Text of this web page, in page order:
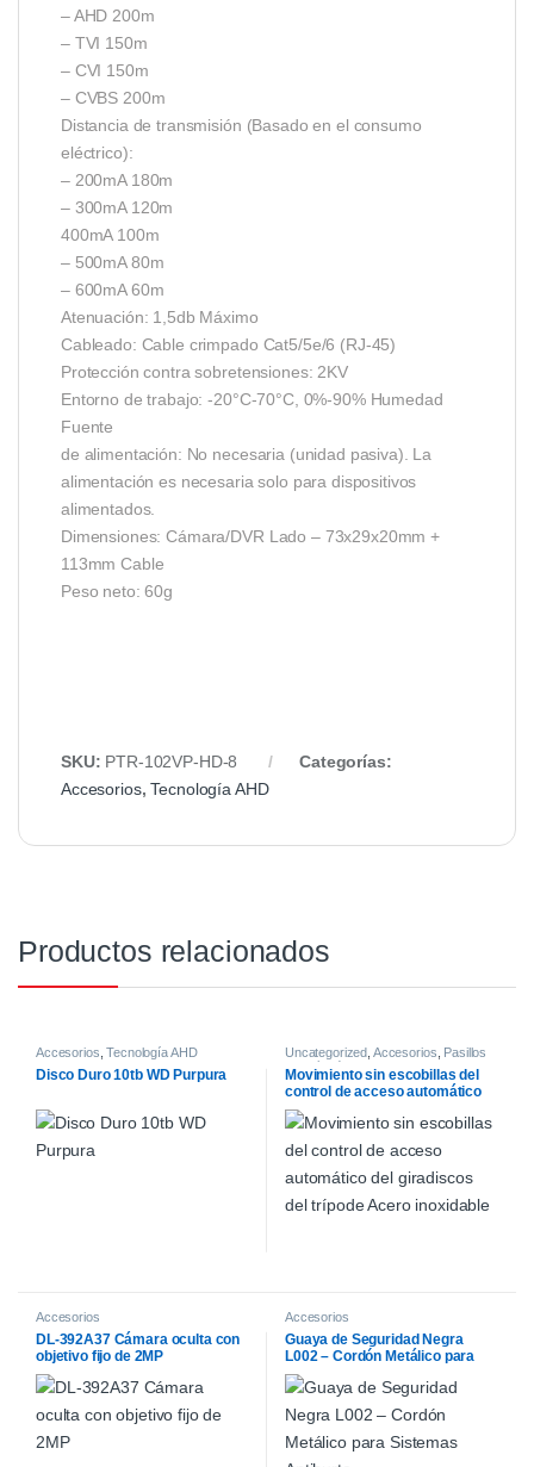
– AHD 200m
– TVI 150m
– CVI 150m
– CVBS 200m
Distancia de transmisión (Basado en el consumo
eléctrico):
– 200mA 180m
– 300mA 120m
400mA 100m
– 500mA 80m
– 600mA 60m
Atenuación: 1,5db Máximo
Cableado: Cable crimpado Cat5/5e/6 (RJ-45)
Protección contra sobretensiones: 2KV
Entorno de trabajo: -20°C-70°C, 0%-90% Humedad
Fuente
de alimentación: No necesaria (unidad pasiva). La
alimentación es necesaria solo para dispositivos
alimentados.
Dimensiones: Cámara/DVR Lado – 73x29x20mm +
113mm Cable
Peso neto: 60g
SKU: PTR-102VP-HD-8
Categorías:
Accesorios,Tecnología AHD
Productos relacionados
Accesorios ,Tecnología AHD
Disco Duro 10tb WD Purpura
Uncategorized Accesorios
Pasillos
motorizados
Movimiento sin escobillas del
control de acceso automático
del giradiscos del trípode Acero
inoxidable
Accesorios
DL-392A37 Cámara oculta con
objetivo fijo de 2MP
Accesorios
Guaya de Seguridad Negra
L002 – Cordón Metálico para
Sistemas Antihurto